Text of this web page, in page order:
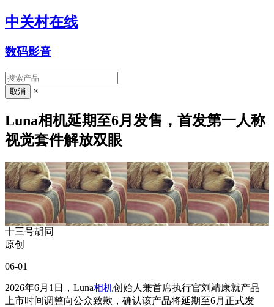
中关村在线
数码影音
×
Luna相机延期至6月发售，首发第一人称
视觉套件解放双眼
十三号胡同
原创
06-01
2026年6月1日，Luna相机创始人兼首席执行官刘靖康就产品
上市时间调整向公众致歉，确认该产品将延期至6月正式发